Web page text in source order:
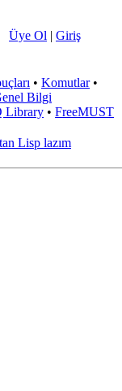
Üye Ol | Giriş
• Komutlar•
Bilgi
Library • FreeMUST
Lisp lazım